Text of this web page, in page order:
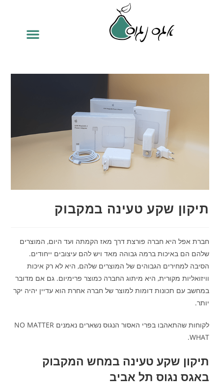
תיקון שקע טעינה במקבוק
חברת אפל היא חברה פורצת דרך מאז הקמתה ועד היום, המוצרים
שלהם הם באיכות ברמה גבוהה מאד ויש להם עיצובים ייחודים.
הסיבה למחירים הגבוהים של המוצרים שלהם, היא לא רק איכות
וויזואליות מקורית, היא מיתוג החברה כמוצר פרימיום. גם אם מדובר
במחשב עם תכונות דומות למוצר של חברה אחרת הוא עדיין יהיה יקר
יותר.
לקוחות שהתאהבו בפרי האסור הנגוס נשארים נאמנים NO MATTER
WHAT.
תיקון שקע טעינה במחש המקבוק
באגס נגוס תל אביב